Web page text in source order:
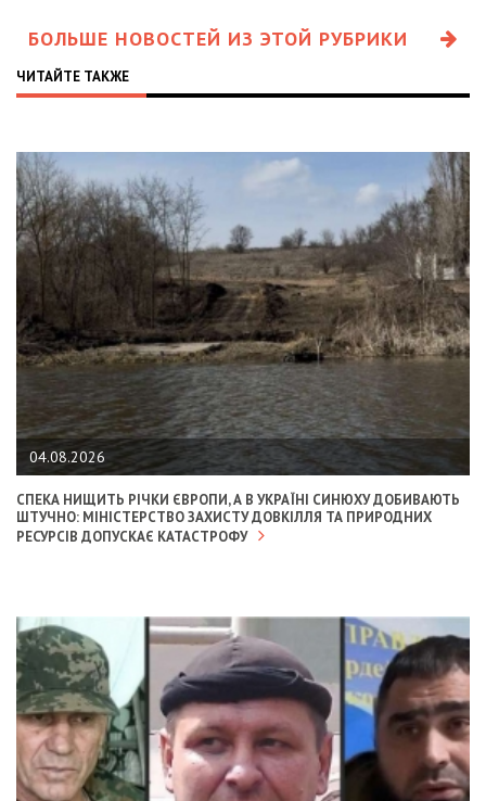
БОЛЬШЕ НОВОСТЕЙ ИЗ ЭТОЙ РУБРИКИ
ЧИТАЙТЕ ТАКЖЕ
04.08.2026
СПЕКА НИЩИТЬ РІЧКИ ЄВРОПИ, А В УКРАЇНІ СИНЮХУ ДОБИВАЮТЬ
ШТУЧНО: МІНІСТЕРСТВО ЗАХИСТУ ДОВКІЛЛЯ ТА ПРИРОДНИХ
РЕСУРСІВ ДОПУСКАЄ КАТАСТРОФУ